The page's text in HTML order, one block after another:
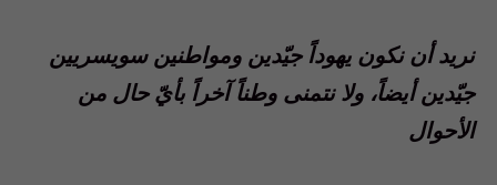
نريد أن نكون يهوداً جيّدين ومواطنين سويسريين
جيّدين أيضاً، ولا نتمنى وطناً آخراً بأيّ حال من
الأحوال